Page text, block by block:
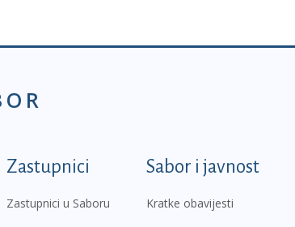
Zastupnici
Zastupnici u Saboru
Sabor i javnost
Kratke obavijesti